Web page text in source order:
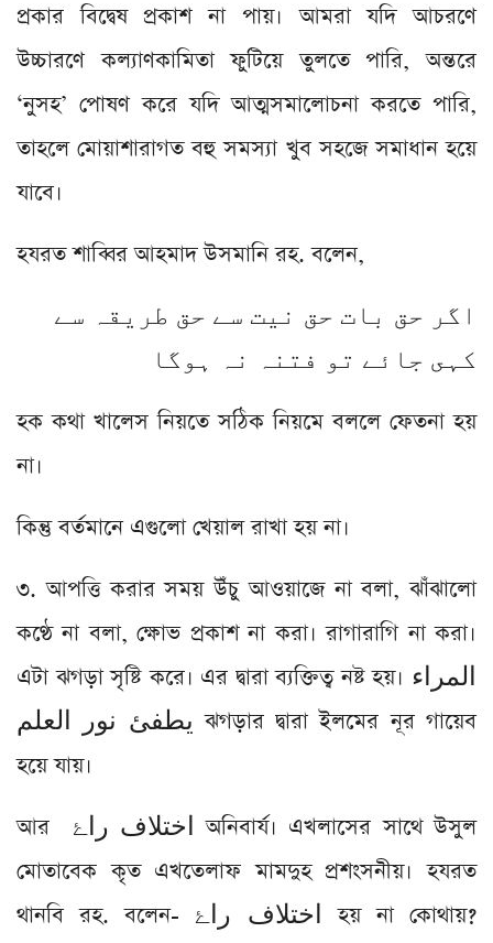
প্রকার বিদ্বেষ প্রকাশ না পায়। আমরা যদি আচরণে
উচ্চারণে কল্যাণকামিতা ফুটিয়ে তুলতে পারি, অন্তরে
‘নুসহ’ পোষণ করে যদি আত্মসমালোচনা করতে পারি,
তাহলে মোয়াশারাগত বহু সমস্যা খুব সহজে সমাধান হয়ে
যাবে।
হযরত শাব্বির আহমাদ উসমানি রহ. বলেন,
اگر حق بات حق نيت سے حق طريقہ سے
کہى جائے تو فتنہ نہ ہوگا
হক কথা খালেস নিয়তে সঠিক নিয়মে বললে ফেতনা হয়
না।
কিন্তু বর্তমানে এগুলো খেয়াল রাখা হয় না।
৩. আপত্তি করার সময় উঁচু আওয়াজে না বলা, ঝাঁঝালো
কণ্ঠে না বলা, ক্ষোভ প্রকাশ না করা। রাগারাগি না করা।
এটা ঝগড়া সৃষ্টি করে। এর দ্বারা ব্যক্তিত্ব নষ্ট হয়। المراء
يطفئ نور العلم ঝগড়ার দ্বারা ইলমের নূর গায়েব
হয়ে যায়।
আর اختلاف راۓ অনিবার্য। এখলাসের সাথে উসুল
মোতাবেক কৃত এখতেলাফ মামদুহ প্রশংসনীয়। হযরত
থানবি রহ. বলেন- اختلاف راۓ হয় না কোথায়?